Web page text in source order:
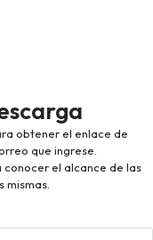
obtener el enlace de
que ingrese.
el alcance de las
mismas.